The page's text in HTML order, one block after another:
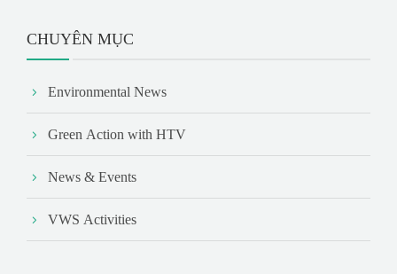
CHUYÊN MỤC
Environmental News
Green Action with HTV
News & Events
VWS Activities